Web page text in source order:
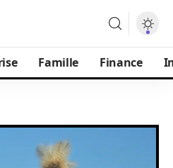
Famille Finance